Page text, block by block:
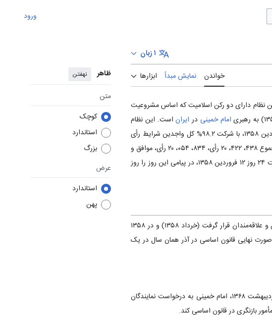
ورود
۱ زبان
خواندن نمایش مبدأ ابزارها ظاهر نهفتن
متن
کوچک
استاندارد
بزرگ
عرض
استاندارد
پهن
ش، می‌باشد. این نظام دارای دو رکن اسلامیت که اساس مشروعیت
امام خمینی در ایراناست. این نظام
سیاسی پس از انقلاب سال 57 جانشین نظام شاهنشاهی و سلطنتی مستبد در همه‌پرسی ۱۲ فروردین ۱۳۵۸، با شرکت ۹۸.۲% کل واجدین شرایط رأی
دادن‌، که بیش از ۹۷% آنان به جمهوری اسلامی رأی دادند، رسمیت یافت‌. در این همه‌پرسی‌، از مجموع ۴۳۸، ۴۲۲، ۲۰ رأی‌، ۸۳۴، ۰۵۴، ۲۰ رأی‌، موافق و
۶۰۴، ۳۶۷ رأی‌، مخالف بود. با پایان یافتن همه‌پرسی‌، امام خمینی رهبر کبیر انقلاب اسلامی در ساعت ۲۴ روز ۱۲ فروردین ۱۳۵۸، در پیامی این روز را روز
متن پیشنهادی قانون اساسی جمهوری اسلامی ایران از سوی دولت موقت در اختیار صاحب‌نظران و علاقه‌مندان قرار گرفت (خرداد ۱۳۵۸) و در ۱۳۵۸
نهایی قانون اساسی در آذر همان سال در یک
وجود برخی ابهامات و نارسایی‌ها و لزوم برخی تجدیدنظرها در قانون اساسی سبب شد تا در ۲ اردیبهشت ۱۳۶۸، امام‌ خمینی به درخواست نمایندگان
بازنگری در قانون اساسی کند.